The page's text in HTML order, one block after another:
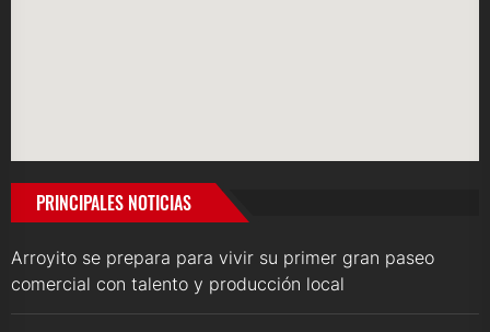
PRINCIPALES NOTICIAS
Arroyito se prepara para vivir su primer gran paseo
comercial con talento y producción local